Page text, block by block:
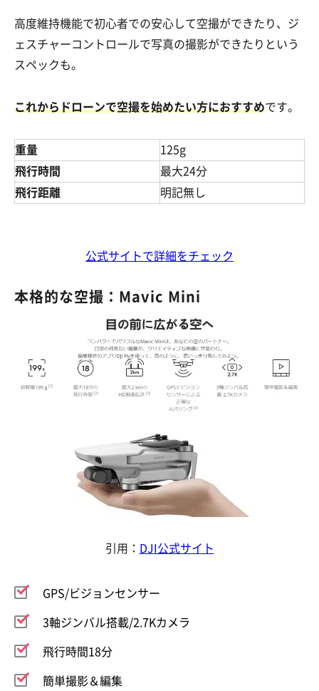
高度維持機能で初心者での安心して空撮ができたり、ジ
ェスチャーコントロールで写真の撮影ができたりという
スペックも。
これからドローンで空撮を始めたい方におすすめです。
重量
125g
飛行時間
最大24分
飛行距離
明記無し
公式サイトで詳細をチェック
本格的な空撮：Mavic Mini
引用： DJI公式サイト
GPS/ビジョンセンサー
3軸ジンバル搭載/2.7Kカメラ
飛行時間18分
簡単撮影＆編集